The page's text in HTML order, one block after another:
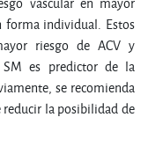
forma individual. Estos
riesgo de ACV y
SM es predictor de la
se recomienda
reducir la posibilidad de